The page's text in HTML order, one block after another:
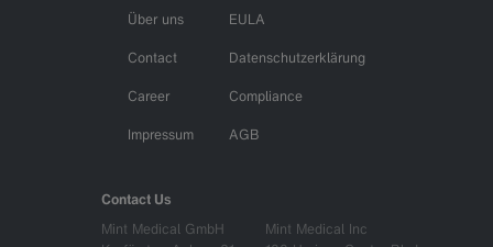
Über uns
Contact
Career
Impressum
EULA
Datenschutzerklärung
Compliance
AGB
Contact Us
Mint Medical GmbH
Mint Medical Inc